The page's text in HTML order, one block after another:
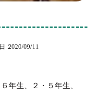
2020/09/11
年生、２・５年生、